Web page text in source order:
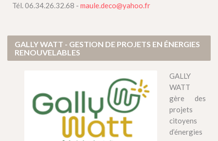
Tél. 06.34.26.32.68 - maule.deco@yahoo.fr
GALLY WATT - GESTION DE PROJETS EN ÉNERGIES
RENOUVELABLES
GALLY
WATT
gère des
projets
citoyens
d’énergies